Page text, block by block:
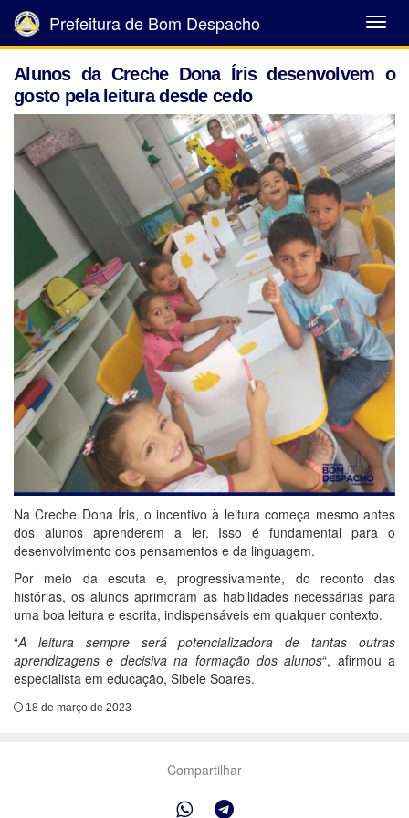
Abrir
Menu
Prefeitura de Bom Despacho
Alunos da Creche Dona Íris desenvolvem o
gosto pela leitura desde cedo
Na Creche Dona Íris, o incentivo à leitura começa mesmo antes
dos alunos aprenderem a ler. Isso é fundamental para o
desenvolvimento dos pensamentos e da linguagem.
Por meio da escuta e, progressivamente, do reconto das
histórias, os alunos aprimoram as habilidades necessárias para
uma boa leitura e escrita, indispensáveis em qualquer contexto.
“A leitura sempre será potencializadora de tantas outras
aprendizagens e decisiva na formação dos alunos“, afirmou a
especialista em educação, Sibele Soares.
18 de março de 2023
Compartilhar